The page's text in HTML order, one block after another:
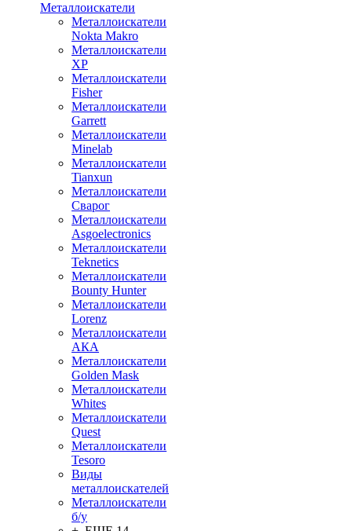
Металлоискатели
Металлоискатели
Nokta Makro
Металлоискатели
XP
Металлоискатели
Fisher
Металлоискатели
Garrett
Металлоискатели
Minelab
Металлоискатели
Tianxun
Металлоискатели
Сварог
Металлоискатели
Asgoelectronics
Металлоискатели
Teknetics
Металлоискатели
Bounty Hunter
Металлоискатели
Lorenz
Металлоискатели
АКА
Металлоискатели
Golden Mask
Металлоискатели
Whites
Металлоискатели
Quest
Металлоискатели
Tesoro
Виды
металлоискателей
Металлоискатели
б/у